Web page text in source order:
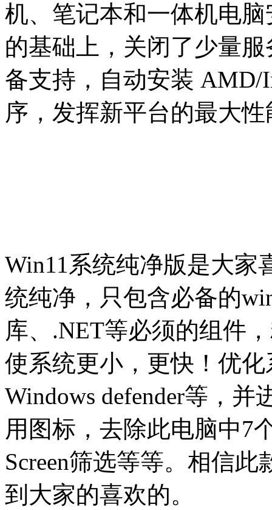
机、笔记本和一体机电
的基础上，关闭了少量
备支持，自动安装 AMD/
序，发挥新平台的最大性
Win11系统纯净版是大家
统纯净，只包含必备的
库、.NET等必须的组件
使系统更小，更快！优
Windows defender等，
用图标，去除此电脑中7
Screen筛选等等。相信
到大家的喜欢的。